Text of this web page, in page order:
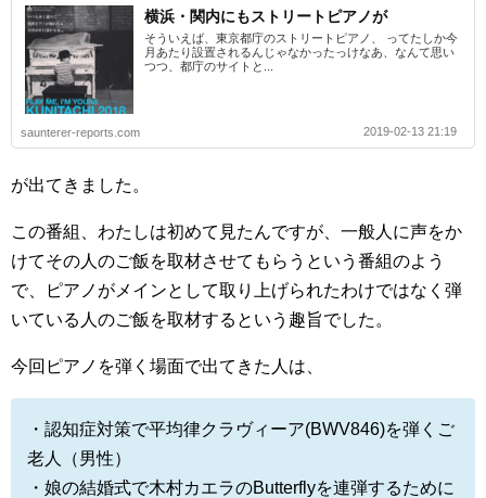
横浜・関内にもストリートピアノが
そういえば、東京都庁のストリートピアノ、 ってたしか今
月あたり設置されるんじゃなかったっけなあ、なんて思い
つつ、都庁のサイトと...
saunterer-reports.com 2019-02-13 21:19
が出てきました。
この番組、わたしは初めて見たんですが、一般人に声をか
けてその人のご飯を取材させてもらうという番組のよう
で、ピアノがメインとして取り上げられたわけではなく弾
いている人のご飯を取材するという趣旨でした。
今回ピアノを弾く場面で出てきた人は、
・認知症対策で平均律クラヴィーア(BWV846)を弾くご
老人（男性）
・娘の結婚式で木村カエラのButterflyを連弾するために